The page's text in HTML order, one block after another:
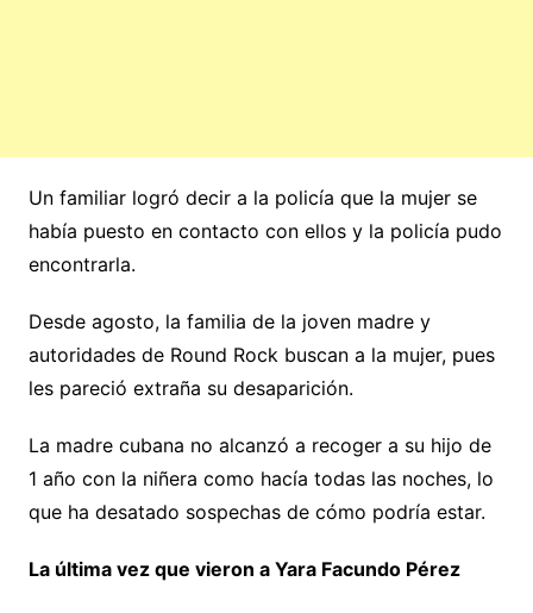
Un familiar logró decir a la policía que la mujer se
había puesto en contacto con ellos y la policía pudo
encontrarla.
Desde agosto, la familia de la joven madre y
autoridades de Round Rock buscan a la mujer, pues
les pareció extraña su desaparición.
La madre cubana no alcanzó a recoger a su hijo de
1 año con la niñera como hacía todas las noches, lo
que ha desatado sospechas de cómo podría estar.
La última vez que vieron a Yara Facundo Pérez